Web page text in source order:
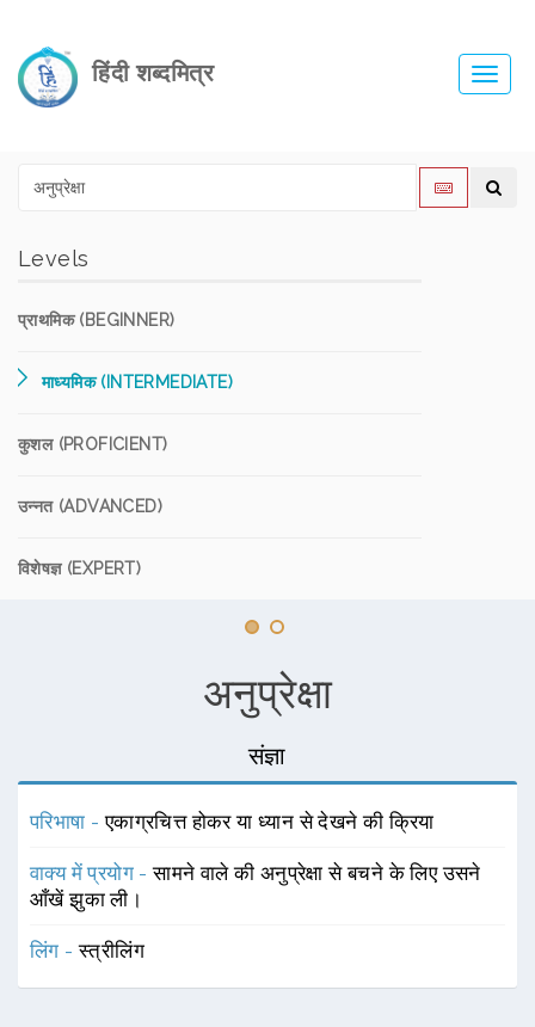
हिंदी शब्दमित्र
Levels
प्राथमिक (BEGINNER)
माध्यमिक (INTERMEDIATE)
कुशल (PROFICIENT)
उन्नत (ADVANCED)
विशेषज्ञ (EXPERT)
अनुप्रेक्षा
संज्ञा
परिभाषा -एकाग्रचित्त होकर या ध्यान से देखने की क्रिया
वाक्य में प्रयोग -सामने वाले की अनुप्रेक्षा से बचने के लिए उसने
आँखें झुका ली।
लिंग -स्त्रीलिंग